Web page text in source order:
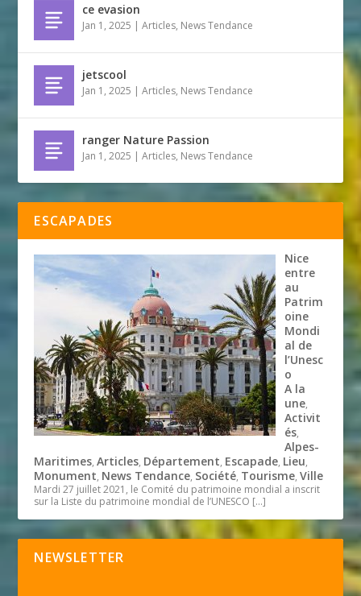
ce evasion
Jan 1, 2025 |Articles, News Tendance
jetscool
Jan 1, 2025 |Articles, News Tendance
ranger Nature Passion
Jan 1, 2025 |Articles, News Tendance
ESCAPADES
Nice
entre
au
Patrim
oine
Mondi
al de
l’Unesc
o
A la
une,
Activit
és,
Alpes-
Maritimes,Articles, Département, Escapade, Lieu,
Monument, News Tendance, Société, Tourisme,Ville
Mardi 27 juillet 2021, le Comité du patrimoine mondial a inscrit
sur la Liste du patrimoine mondial de l’UNESCO […]
NEWSLETTER